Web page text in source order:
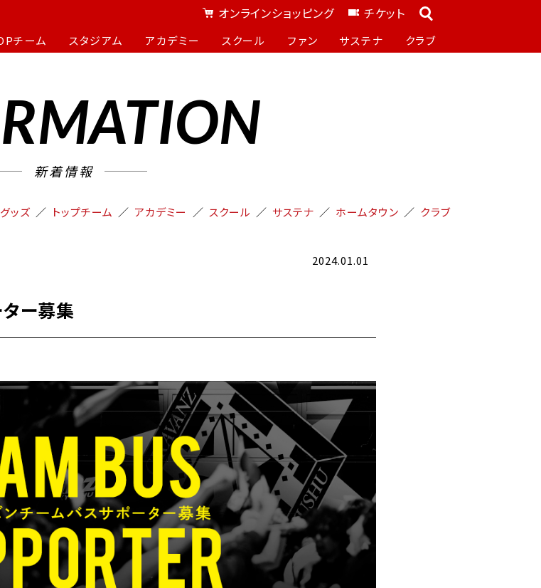
オンラインショッピング チケット
チーム スタジアム アカデミー スクール ファン サステナ クラブ
新着情報
グッズ トップチーム アカデミー スクール サステナ ホームタウン クラブ
2024.01.01
ー募集